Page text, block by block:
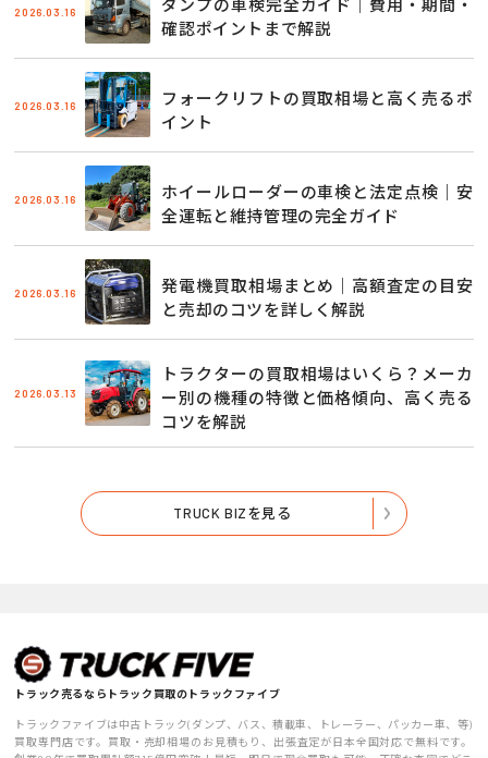
2026.03.16
確認ポイントまで解説
2026.03.16
フォークリフトの買取相場と高く売るポ
イント
2026.03.16
ホイールローダーの車検と法定点検｜安
全運転と維持管理の完全ガイド
2026.03.16
発電機買取相場まとめ｜高額査定の目安
と売却のコツを詳しく解説
2026.03.13
トラクターの買取相場はいくら？メーカ
ー別の機種の特徴と価格傾向、高く売る
コツを解説
TRUCK BIZを見る
トラック売るならトラック買取のトラックファイブ
トラックファイブは中古トラック(ダンプ、バス、積載車、トレーラー、パッカー車、等)
買取専門店です。買取・売却相場のお見積もり、出張査定が日本全国対応で無料です。